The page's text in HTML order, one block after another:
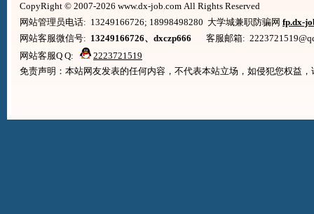
CopyRight © 2007-2026 www.dx-job.com All Rights Reserved
网站管理员电话: 13249166726; 18998498280 大学城兼职防骗网 fp.dx-
网站客服微信号: 13249166726、dxczp666 客服邮箱:
网站客服Q Q:
2223721519
免责声明：本站网友发表的任何内容，不代表本站立场，如侵犯您权益